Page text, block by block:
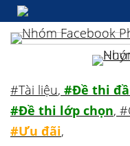
#Tài liệu, #Đề thi
#Đề thi lớp chọn,
#Ưu đãi,